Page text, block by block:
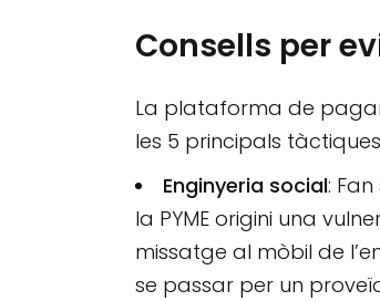
Consells per
La plataforma de
les 5 principals
Enginyeria social:
la PYME origini una
missatge al mòbil de
se passar per un